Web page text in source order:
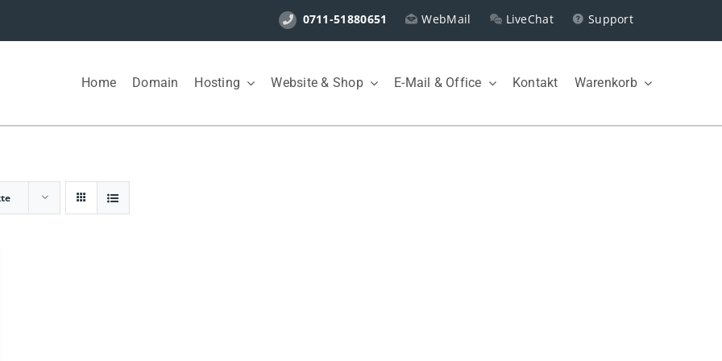
0711-51880651 WebMail LiveChat Support
Home Domain Hosting Website & Shop E-Mail & Office Kontakt Warenkorb